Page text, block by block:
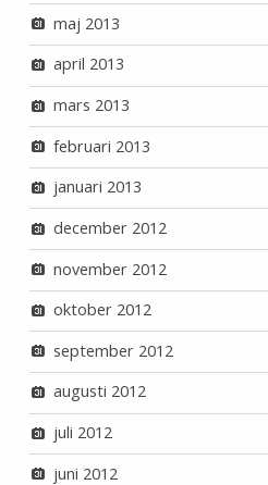
maj 2013
april 2013
mars 2013
februari 2013
januari 2013
december 2012
november 2012
oktober 2012
september 2012
augusti 2012
juli 2012
juni 2012